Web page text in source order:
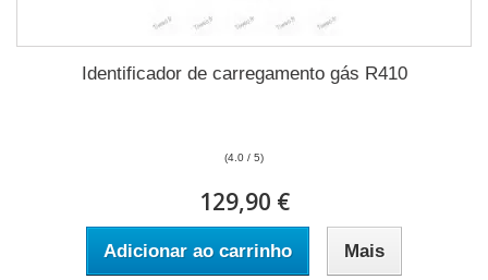
Identificador de carregamento gás R410
(4.0 / 5)
129,90 €
Adicionar ao carrinho Mais